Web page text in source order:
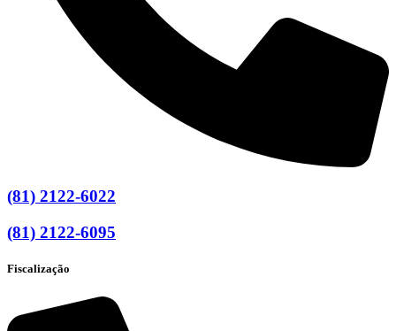
(81) 2122-6022
(81) 2122-6095
Fiscalização